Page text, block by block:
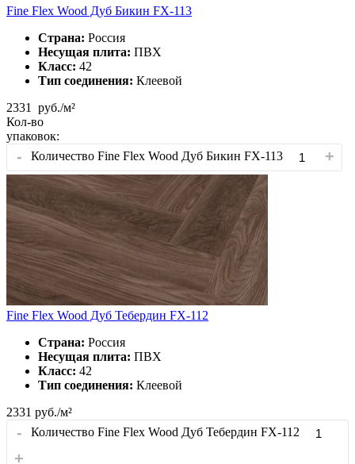
Fine Flex Wood Дуб Бикин FX-113
Страна: Россия
Несущая плита: ПВХ
Класс: 42
Тип соединения: Клеевой
2331
руб./м²
Кол-во
упаковок:
- Количество Fine Flex Wood Дуб Бикин FX-113 +
Fine Flex Wood Дуб Тебердин FX-112
Страна: Россия
Несущая плита: ПВХ
Класс: 42
Тип соединения: Клеевой
2331 руб./м²
- Количество Fine Flex Wood Дуб Тебердин FX-112
+